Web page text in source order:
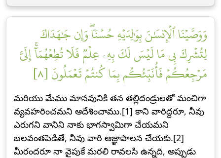
وَوَصَّيۡنَا ٱلۡإِنسَٰنَ بِوَٰلِدَيۡهِ حُسۡنٗاۖ وَإِن جَٰهَدَاكَ
لِتُشۡرِكَ بِي مَا لَيۡسَ لَكَ بِهِۦ عِلۡمٞ فَلَا تُطِعۡهُمَآۚ إِلَيَّ
مَرۡجِعُكُمۡ فَأُنَبِّئُكُم بِمَا كُنتُمۡ تَعۡمَلُونَ [٨]
మరియు మేము మానవునికి తన తల్లిదండ్రులతో మంచిగా
వ్యవహరించమని ఆదేశించాము.[1] కాని వారిద్దరూ, నీవు
ఎరుగని వానిని నాకు భాగస్వామిగా చేయమని
బలవంతపెడితే, నీవు వారి ఆజ్ఞాపాలన చేయకు.[2]
మీరందరూ నా వైపుకే మరలి రావలసి ఉన్నది, అప్పుడు